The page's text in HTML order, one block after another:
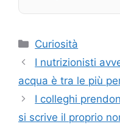
Categorie
Curiosità
I nutrizionisti
acqua è tra le più
I colleghi
si scrive il proprio